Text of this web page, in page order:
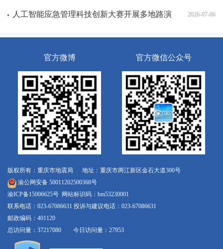
人工智能应急管理科技创新大赛开展多地路演 2026-07-06
官方微博 官方微信公众号
版权所有：重庆市地震局 地址：重庆市两江新区金石大道300号
渝公网安备 50011202500368号
渝ICP备15006625号 网站标识码：bm53230001
联系电话：023-67086631 投诉与建议电话：023-67086631
邮政编码：401120
总访问量：37217080 今日访问量：27953